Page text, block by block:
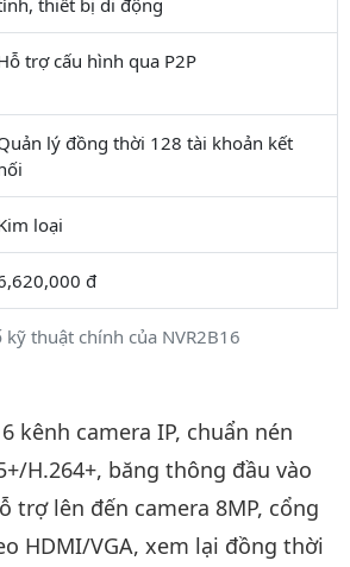
kỹ thuật chính của NVR2B16
trợ cấu hình qua P2P
lý đồng thời 128 tài khoản kết
loại
đ
sản phẩm
kênh camera IP, chuẩn nén
H.264+, băng thông đầu vào
trợ lên đến camera 8MP, cổng
HDMI/VGA, xem lại đồng thời